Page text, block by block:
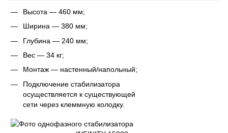
Высота — 460 мм;
Ширина — 380 мм;
Глубина — 240 мм;
Вес — 34 кг;
Монтаж — настенный/напольный;
Подключение стабилизатора
осуществляется к существующей
сети через клеммную колодку.